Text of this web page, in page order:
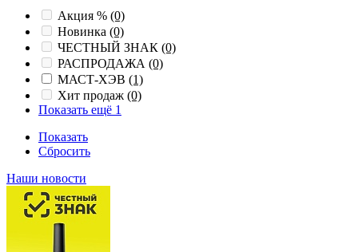
Акция % (0)
Новинка (0)
ЧЕСТНЫЙ ЗНАК (0)
РАСПРОДАЖА (0)
МАСТ-ХЭВ (1)
Хит продаж (0)
Показать ещё 1
Показать
Сбросить
Наши новости